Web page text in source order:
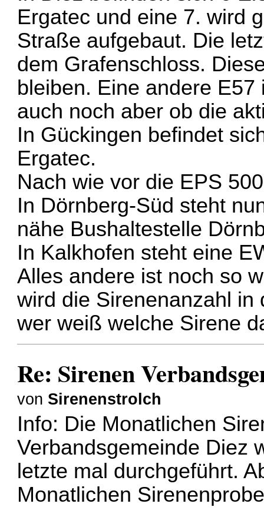
Ergatec und eine 7. wird
Straße aufgebaut. Die
dem Grafenschloss.
bleiben. Eine andere
auch noch aber ob die
In Gückingen befindet
Ergatec.
Nach wie vor die EPS
In Dörnberg-Süd steht
nähe Bushaltestelle
In Kalkhofen steht eine
Alles andere ist noch so
wird die Sirenenanzahl
wer weiß welche Sirene
Re: Sirenen
von Sirenenstrolch
Info: Die Monatlichen
Verbandsgemeinde Diez
letzte mal durchgeführt.
Monatlichen